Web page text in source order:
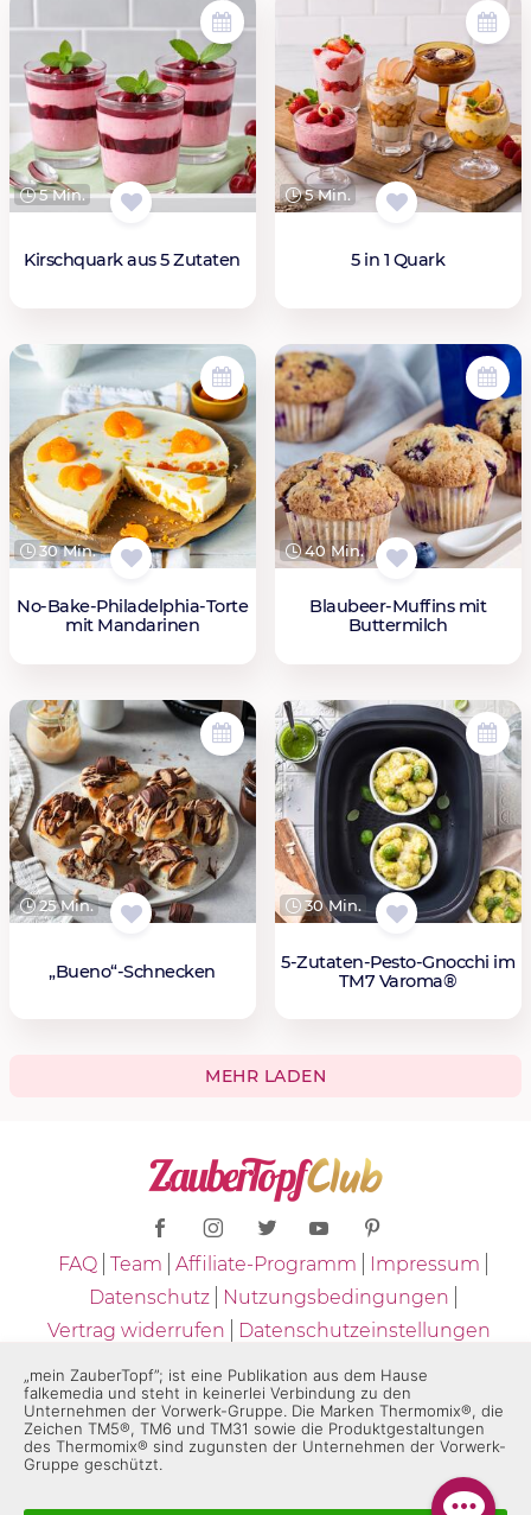
5 Min.
Kirschquark aus 5 Zutaten
5 Min.
5 in 1 Quark
30 Min.
No-Bake-Philadelphia-Torte
mit Mandarinen
40 Min.
Blaubeer-Muffins mit
Buttermilch
25 Min.
„Bueno“-Schnecken
30 Min.
5-Zutaten-Pesto-Gnocchi im
TM7 Varoma®
MEHR LADEN
FAQ Team Affiliate-Programm
Impressum
Datenschutz
Nutzungsbedingungen
Vertrag widerrufen
Datenschutzeinstellungen
Copyright © 2026 - ZauberTopf
* "ZauberTopf" ist eine Publikation aus dem Hause falkemedia und
steht in keinerlei Verbindung zu den Unternehmen der Vorwerk-
Gruppe. Die Marken "Thermomix®" und die Produktgestaltungen
des "Thermomix®" sind eingetragene Marken der Unternehmen
„mein ZauberTopf”; ist eine Publikation aus dem Hause
falkemedia und steht in keinerlei Verbindung zu den
Unternehmen der Vorwerk-Gruppe. Die Marken Thermomix®, die
Zeichen TM5®, TM6 und TM31 sowie die Produktgestaltungen
des Thermomix® sind zugunsten der Unternehmen der Vorwerk-
Gruppe geschützt.